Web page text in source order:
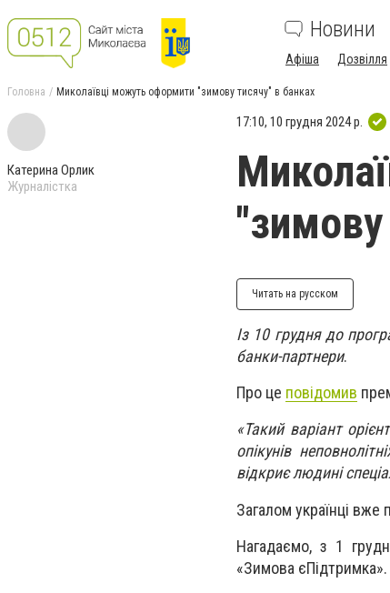
Новини
Афіша Дозвілля
Головна Миколаївці можуть оформити "зимову тисячу" в банках
Катерина Орлик
Журналістка
17:10, 10 грудня 2024 р.
Читать на русском
Із 10 грудня до
банки-партнери.
Про це повідомив
«Такий варіант
опікунів
відкриє людині
Загалом українці
Нагадаємо, з 1
«Зимова єПідтримка».